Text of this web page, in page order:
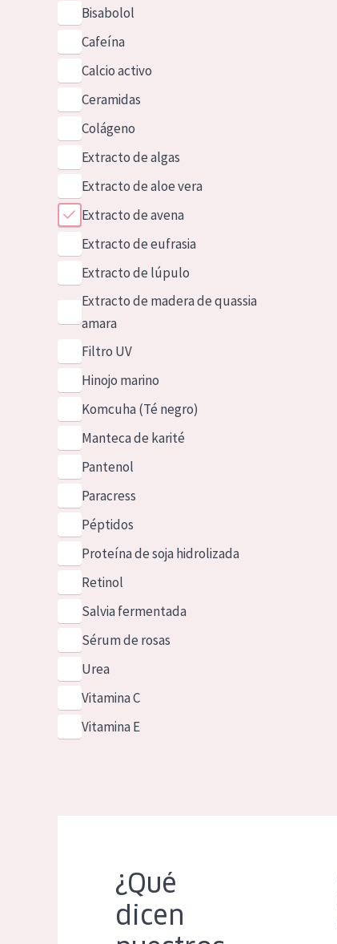
Bisabolol
Cafeína
Calcio activo
Ceramidas
Colágeno
Extracto de algas
Extracto de aloe vera
Extracto de avena
Extracto de eufrasia
Extracto de lúpulo
Extracto de madera de quassia
amara
Filtro UV
Hinojo marino
Komcuha (Té negro)
Manteca de karité
Pantenol
Paracress
Péptidos
Proteína de soja hidrolizada
Retinol
Salvia fermentada
Sérum de rosas
Urea
Vitamina C
Vitamina E
¿Qué
dicen